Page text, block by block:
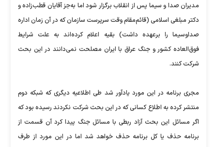
مدیران صدا و سیما پس از انقلاب برگزار شود اما به‌جز آقایان قطب‌زاده و
دکتر مبلغی اسلامی (قائم‌مقام وقت سرپرست سازمان که در آن زمان اداره
صداوسیما را برعهده داشت) بقیه اعلام کرده‌اند به علت شرایط
فوق‌العاده کشور و جنگ عراق با ایران مصلحت نمی‌دانند در این بحث
شرکت کنند.
مجری برنامه در این مورد یادآور شد طی اطلاعیه دیگری که شبکه دوم
منتشر کرده به اطلاع کسانی که در این بحث شرکت نکردند رسیده بود که
اگر مسائل این بحث آزاد ربطی با مسائل جنگ پیدا کرد آن قسمت از
برنامه حذف یا کل برنامه حذف خواهد شد اما در این مورد از طرف